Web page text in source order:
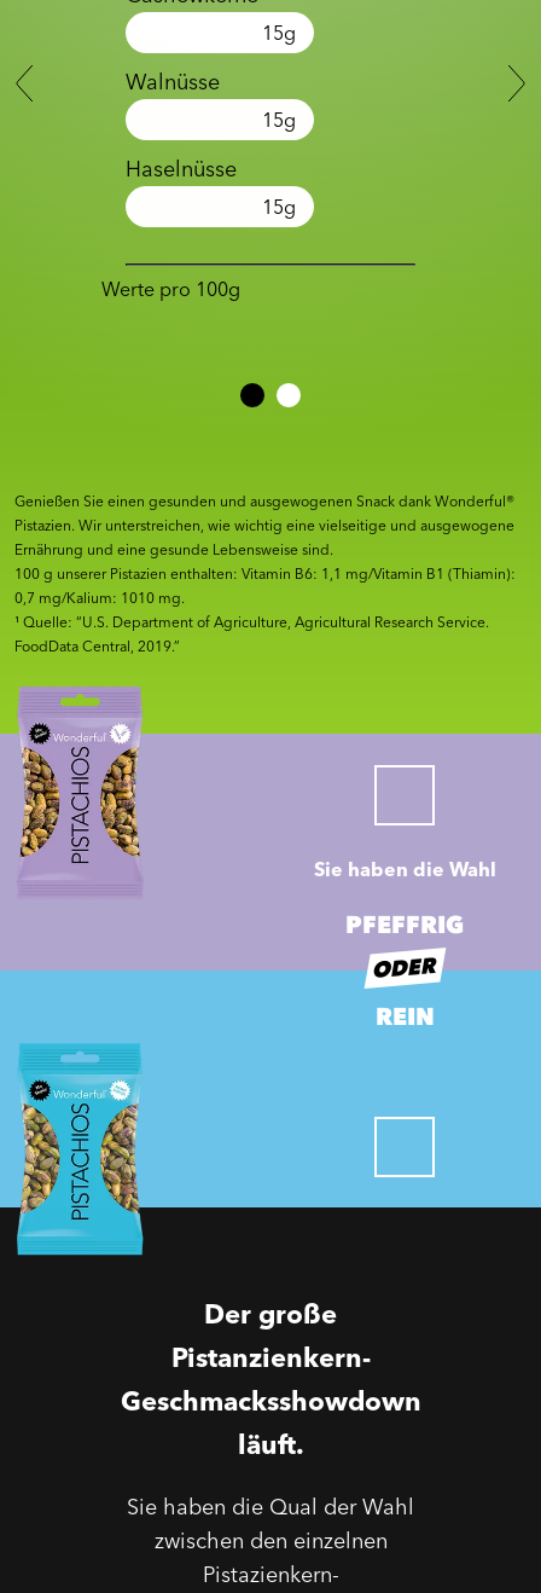
15g
Walnüsse
15g
Haselnüsse
15g
Werte pro 100g
Genießen Sie einen gesunden und ausgewogenen Snack dank Wonderful®
Pistazien. Wir unterstreichen, wie wichtig eine vielseitige und ausgewogene
Ernährung und eine gesunde Lebensweise sind.
100 g unserer Pistazien enthalten: Vitamin B6: 1,1 mg/Vitamin B1 (Thiamin):
0,7 mg/Kalium: 1010 mg.
¹ Quelle: “U.S. Department of Agriculture, Agricultural Research Service.
FoodData Central, 2019.”
Sie haben die Wahl
PFEFFRIG
ODER
REIN
Der große
Pistanzienkern-
Geschmacksshowdown
läuft.
Sie haben die Qual der Wahl
zwischen den einzelnen
Pistazienkern-